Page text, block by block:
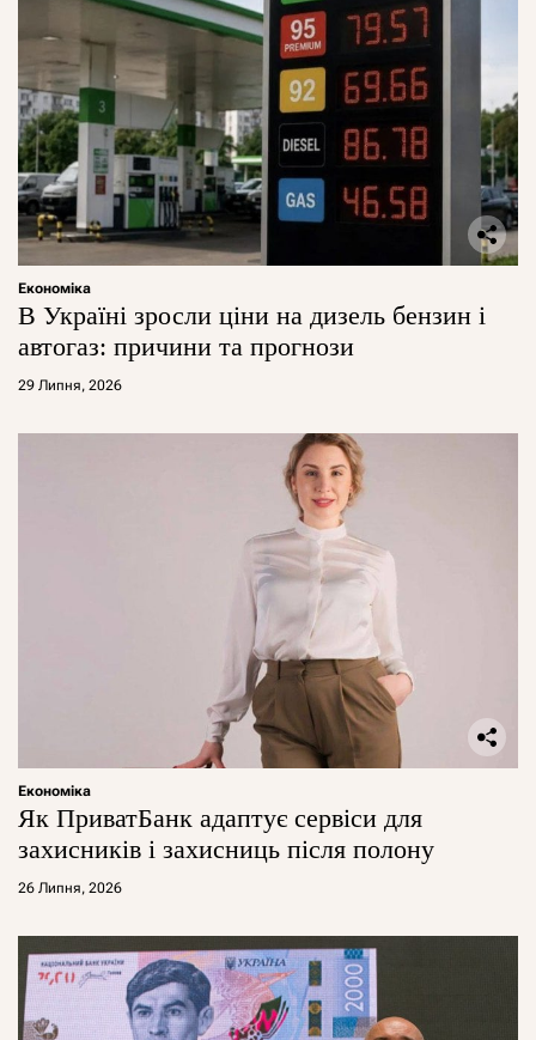
Економіка
В Україні зросли ціни на дизель бензин і
автогаз: причини та прогнози
29 Липня, 2026
Економіка
Як ПриватБанк адаптує сервіси для
захисників і захисниць після полону
26 Липня, 2026